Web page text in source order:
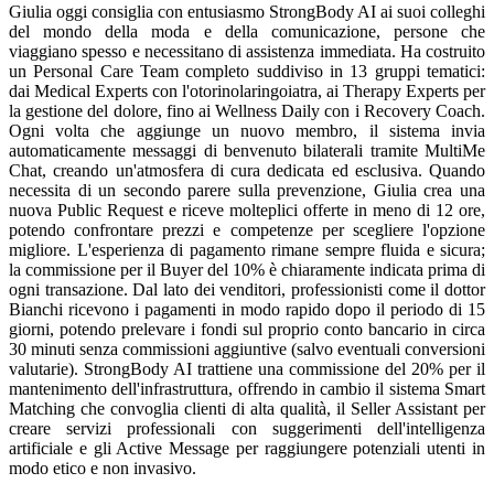
Giulia oggi consiglia con entusiasmo StrongBody AI ai suoi colleghi
del mondo della moda e della comunicazione, persone che
viaggiano spesso e necessitano di assistenza immediata. Ha costruito
un Personal Care Team completo suddiviso in 13 gruppi tematici:
dai Medical Experts con l'otorinolaringoiatra, ai Therapy Experts per
la gestione del dolore, fino ai Wellness Daily con i Recovery Coach.
Ogni volta che aggiunge un nuovo membro, il sistema invia
automaticamente messaggi di benvenuto bilaterali tramite MultiMe
Chat, creando un'atmosfera di cura dedicata ed esclusiva. Quando
necessita di un secondo parere sulla prevenzione, Giulia crea una
nuova Public Request e riceve molteplici offerte in meno di 12 ore,
potendo confrontare prezzi e competenze per scegliere l'opzione
migliore. L'esperienza di pagamento rimane sempre fluida e sicura;
la commissione per il Buyer del 10% è chiaramente indicata prima di
ogni transazione. Dal lato dei venditori, professionisti come il dottor
Bianchi ricevono i pagamenti in modo rapido dopo il periodo di 15
giorni, potendo prelevare i fondi sul proprio conto bancario in circa
30 minuti senza commissioni aggiuntive (salvo eventuali conversioni
valutarie). StrongBody AI trattiene una commissione del 20% per il
mantenimento dell'infrastruttura, offrendo in cambio il sistema Smart
Matching che convoglia clienti di alta qualità, il Seller Assistant per
creare servizi professionali con suggerimenti dell'intelligenza
artificiale e gli Active Message per raggiungere potenziali utenti in
modo etico e non invasivo.